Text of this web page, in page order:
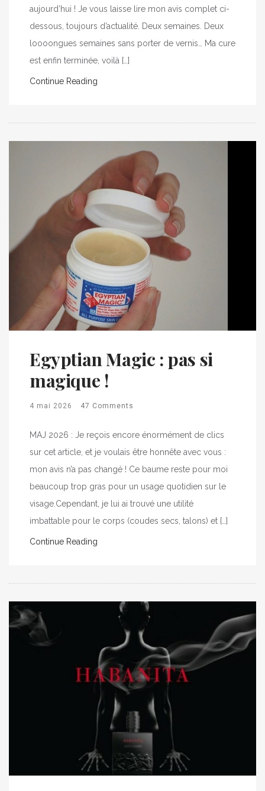
aujourd’hui ! Je vous laisse lire mon avis complet ci-
dessous, toujours d’actualité. Deux semaines. Deux
loooongues semaines sans porter de vernis… Ma cure
est enfin terminée, voilà […]
Continue Reading
Egyptian Magic : pas si
magique !
4 mai 2026 47 Comments
MAJ 2026 : Je reçois encore énormément de clics
sur cet article, et je voulais être honnête avec vous :
mon avis n’a pas changé ! Ce baume reste pour moi
beaucoup trop gras pour un usage quotidien sur le
visage.Cependant, je lui ai trouvé une utilité
imbattable pour le corps (coudes secs, talons) et […]
Continue Reading